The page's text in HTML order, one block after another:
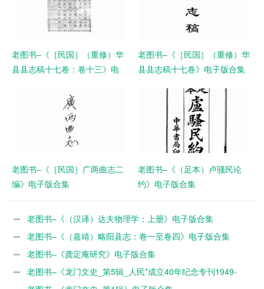
老图书–《［民国］（重修）华
县县志稿十七卷：卷十三》电
老图书–《［民国］（重修）华
县县志稿十七卷》电子版合集
老图书–《［民国］广两曲志二
编》电子版合集
老图书–《（足本）卢骚民论
约》电子版合集
老图书–《（汉译）达夫物理学：上册》电子版合集
老图书–《（嘉靖）略阳县志：卷一至卷四》电子版合集
老图书–《龚定庵研究》电子版合集
老图书–《龙门文史_第5辑_人民*成立40年纪念专刊1949-